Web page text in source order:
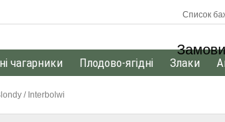
Список
чагарники Плодово-ягідні Злаки
/ Interbolwi